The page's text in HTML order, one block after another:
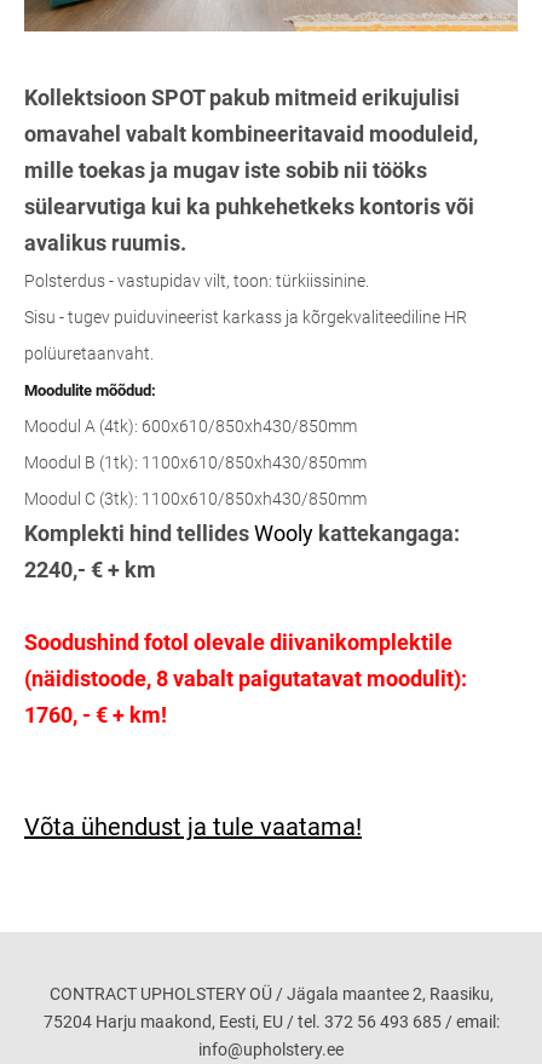
Kollektsioon SPOT pakub mitmeid erikujulisi
omavahel vabalt kombineeritavaid mooduleid,
mille toekas ja mugav iste sobib nii tööks
sülearvutiga kui ka puhkehetkeks kontoris või
avalikus ruumis.
Polsterdus - vastupidav vilt, toon: türkiissinine.
Sisu - tugev puiduvineerist karkass ja kõrgekvaliteediline HR
polüuretaanvaht.
Moodulite mõõdud:
Moodul A (4tk): 600x610/850xh430/850mm
Moodul B (1tk): 1100x610/850xh430/850mm
Moodul C (3tk): 1100x610/850xh430/850mm
Komplekti hind tellidesWooly kattekangaga:
2240,- € + km
Soodushind fotol olevale diivanikomplektile
(näidistoode, 8 vabalt paigutatavat moodulit):
1760, - € + km!
Võta ühendust ja tule vaatama!
CONTRACT UPHOLSTERY OÜ / Jägala maantee 2, Raasiku,
75204 Harju maakond, Eesti, EU / tel. 372 56 493 685 / email:
info@upholstery.ee